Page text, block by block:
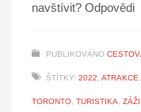
navštívit? Odpovědi
PUBLIKOVÁNO
ŠTÍTKY: 2022, ATRAKCE,
TORONTO, TURISTIKA,